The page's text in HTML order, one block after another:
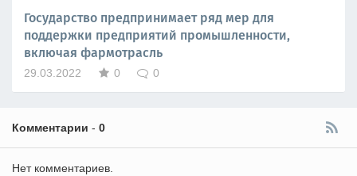
Государство предпринимает ряд мер для
поддержки предприятий промышленности,
включая фармотрасль
29.03.2022 0 0
Комментарии - 0
Нет комментариев.